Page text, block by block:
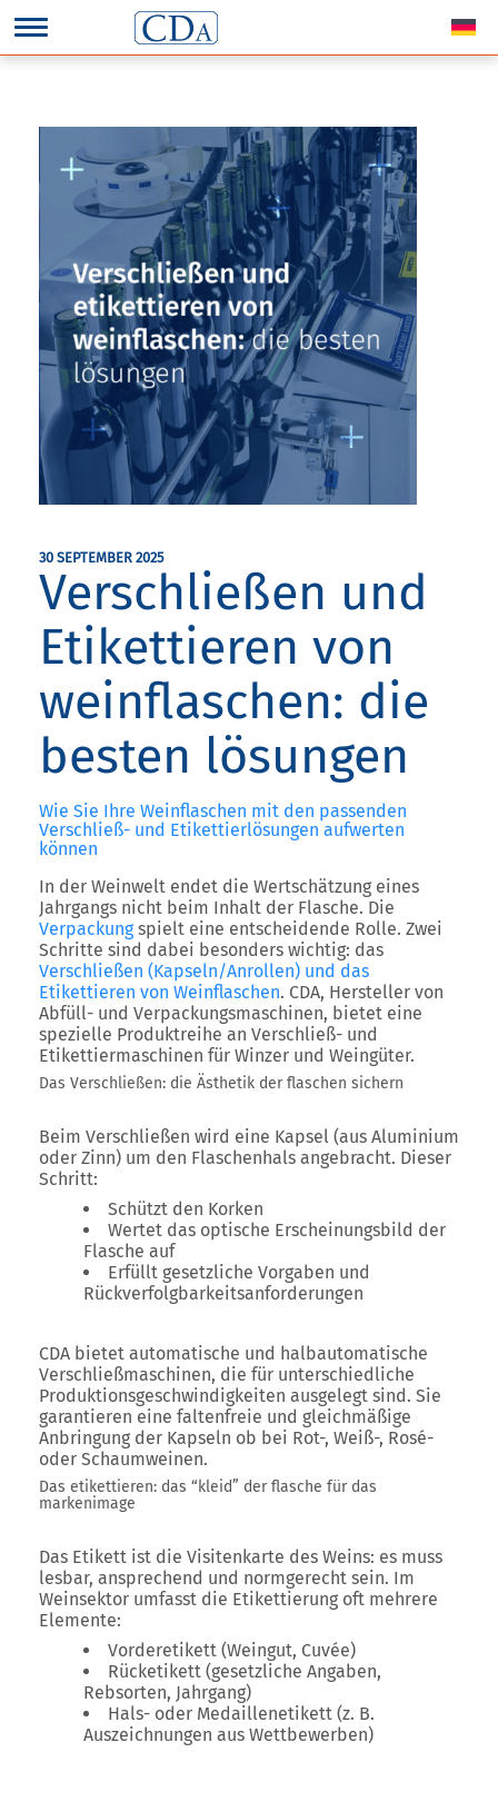
30 SEPTEMBER 2025
Verschließen und
Etikettieren von
weinflaschen: die
besten lösungen
Wie Sie Ihre Weinflaschen mit den passenden
Verschließ- und Etikettierlösungen aufwerten
können
In der Weinwelt endet die Wertschätzung eines
Jahrgangs nicht beim Inhalt der Flasche. Die
Verpackungspielt eine entscheidende Rolle. Zwei
Schritte sind dabei besonders wichtig: das
Verschließen (Kapseln/Anrollen) und das
Etikettieren von Weinflaschen. CDA, Hersteller von
Abfüll- und Verpackungsmaschinen, bietet eine
spezielle Produktreihe an Verschließ- und
Etikettiermaschinen für Winzer und Weingüter.
Das Verschließen: die Ästhetik der flaschen sichern
Beim Verschließen wird eine Kapsel (aus Aluminium
oder Zinn) um den Flaschenhals angebracht. Dieser
Schritt:
Schützt den Korken
Wertet das optische Erscheinungsbild der
Flasche auf
Erfüllt gesetzliche Vorgaben und
Rückverfolgbarkeitsanforderungen
CDA bietet automatische und halbautomatische
Verschließmaschinen, die für unterschiedliche
Produktionsgeschwindigkeiten ausgelegt sind. Sie
garantieren eine faltenfreie und gleichmäßige
Anbringung der Kapseln ob bei Rot-, Weiß-, Rosé-
oder Schaumweinen.
Das etikettieren: das “kleid” der flasche für das
markenimage
Das Etikett ist die Visitenkarte des Weins: es muss
lesbar, ansprechend und normgerecht sein. Im
Weinsektor umfasst die Etikettierung oft mehrere
Elemente:
Vorderetikett (Weingut, Cuvée)
Rücketikett (gesetzliche Angaben,
Rebsorten, Jahrgang)
Hals- oder Medaillenetikett (z. B.
Auszeichnungen aus Wettbewerben)